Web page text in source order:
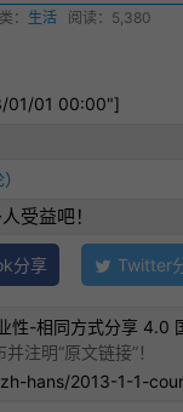
： 生活 阅读：5,380
01/01 00:00"]
受益吧！
分享 Twitter
性-相同方式分享 4.0
并注明“原文链接”！
hans/2013-1-1-